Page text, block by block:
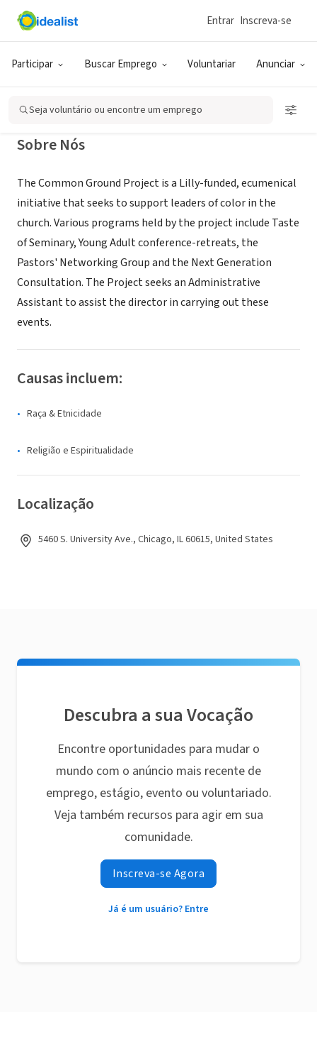
Participar Buscar Emprego Voluntariar Anunciar
Entrar Inscreva-se
Seja voluntário ou encontre um emprego
ONG (SETOR SOCIAL)
The Common Ground Project
Sobre Nós
The Common Ground Project is a Lilly-funded, ecumenical
initiative that seeks to support leaders of color in the
church. Various programs held by the project include Taste
of Seminary, Young Adult conference-retreats, the
Pastors' Networking Group and the Next Generation
Consultation. The Project seeks an Administrative
Assistant to assist the director in carrying out these
events.
Causas incluem:
Raça & Etnicidade
Religião e Espiritualidade
Localização
5460 S. University Ave., Chicago, IL 60615, United States
Descubra a sua Vocação
Encontre oportunidades para mudar o
mundo com o anúncio mais recente de
emprego, estágio, evento ou voluntariado.
Veja também recursos para agir em sua
comunidade.
Inscreva-se Agora
Já é um usuário? Entre